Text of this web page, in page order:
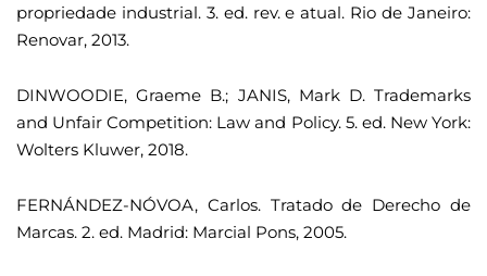
propriedade industrial. 3. ed. rev. e atual. Rio de Janeiro:
Renovar, 2013.
DINWOODIE, Graeme B.; JANIS, Mark D. Trademarks
and Unfair Competition: Law and Policy. 5. ed. New York:
Wolters Kluwer, 2018.
FERNÁNDEZ-NÓVOA, Carlos. Tratado de Derecho de
Marcas. 2. ed. Madrid: Marcial Pons, 2005.